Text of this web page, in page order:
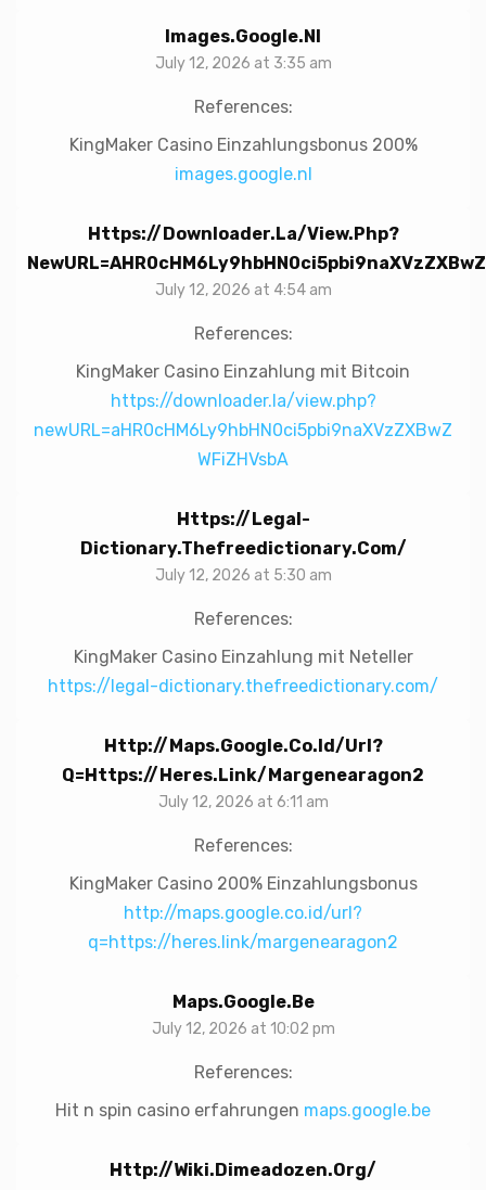
Images.google.nl
July 12, 2026 at 3:35 am
References:
KingMaker Casino Einzahlungsbonus 200%
images.google.nl
Https://downloader.la/view.php?
July 12, 2026 at 4:54 am
References:
KingMaker Casino Einzahlung mit Bitcoin
https://downloader.la/view.php?
newURL=aHR0cHM6Ly9hbHN0ci5pbi9naXVzZXBwZ
WFiZHVsbA
Https://legal-
Dictionary.thefreedictionary.com/
July 12, 2026 at 5:30 am
References:
KingMaker Casino Einzahlung mit Neteller
https://legal-dictionary.thefreedictionary.com/
Http://maps.google.co.id/url?
Q=https://heres.link/margenearagon2
July 12, 2026 at 6:11 am
References:
KingMaker Casino 200% Einzahlungsbonus
http://maps.google.co.id/url?
q=https://heres.link/margenearagon2
Maps.google.be
July 12, 2026 at 10:02 pm
References:
Hit n spin casino erfahrungen maps.google.be
Http://wiki.dimeadozen.org/